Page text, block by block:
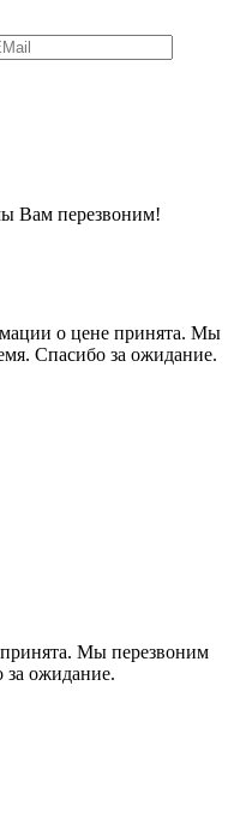
Вам перезвоним!
о цене принята. Мы
Спасибо за ожидание.
Мы перезвоним
ожидание.